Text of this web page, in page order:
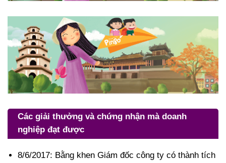
Các giải thưởng và chứng nhận mà doanh
nghiệp đạt được
8/6/2017: Bằng khen Giám đốc công ty có thành tích